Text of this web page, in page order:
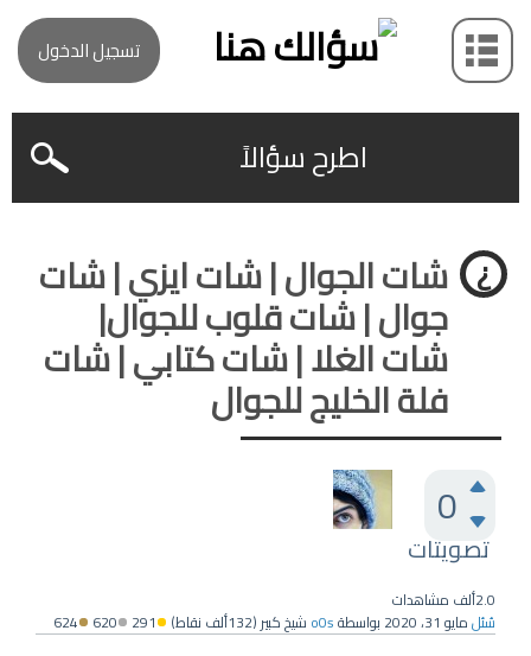
تسجيل الدخول
اطرح سؤالاً
شات الجوال | شات ايزي | شات
جوال | شات قلوب للجوال|
شات الغلا | شات كتابي | شات
فلة الخليج للجوال
0
تصويتات
2.0ألف
مشاهدات
سُئلمايو 31، 2020 بواسطةo0s شيخ كبير(132ألف نقاط) 291
620
624